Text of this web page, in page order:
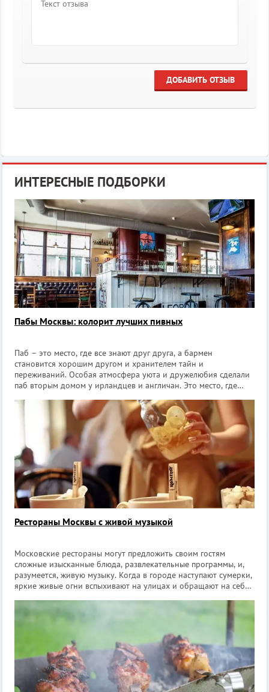
ДОБАВИТЬ ОТЗЫВ
ИНТЕРЕСНЫЕ ПОДБОРКИ
Пабы Москвы: колорит лучших пивных
Паб – это место, где все знают друг друга, а бармен
становится хорошим другом и хранителем тайн и
переживаний. Особая атмосфера уюта и дружелюбия сделали
паб вторым домом у ирландцев и англичан. Это место, где
новых людей. Английские пабы в
Рестораны Москвы с живой музыкой
Московские рестораны могут предложить своим гостям
сложные изысканные блюда, развлекательные программы, и,
разумеется, живую музыку. Когда в городе наступают сумерки,
яркие живые огни вспыхивают на улицах и обращают на себя
обстановке. Те места, и